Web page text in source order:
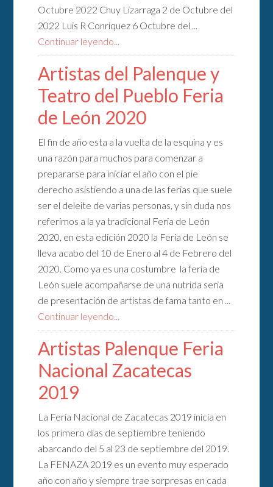
Octubre 2022 Chuy Lizarraga 2 de Octubre del
2022 Luis R Conriquez 6 Octubre del ...
Continuar leyendo...
Artistas del Palenque y
Teatro del Pueblo Feria
de León 2020
El fin de año esta a la vuelta de la esquina y es
una razón para muchos para comenzar a
prepararse para iniciar el año con el pie
derecho asistiendo a una de las ferias que suele
ser el deleite de varias personas, y sin duda nos
referimos a la ya tradicional Feria de León
2020, en esta edición 2020 la Feria de León se
lleva acabo del 10 de Enero al 4 de Febrero del
2020. Como ya es una costumbre la feria de
León suele acompañarse de una nutrida seria
de presentación de artistas de fama tanto en ...
Continuar leyendo...
Artistas Palenque Feria
Nacional Zacatecas
2019
La Feria Nacional de Zacatecas 2019 inicia en
los primero días de septiembre teniendo
abarcando del 5 al 23 de septiembre del 2019.
La FENAZA 2019 es un evento muy esperado
año con año y siempre trae sorpresas en cada